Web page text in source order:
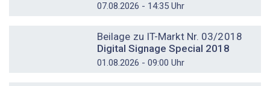
07.08.2026 - 14:35 Uhr
Beilage zu IT-Markt Nr. 03/2018
Digital Signage Special 2018
01.08.2026 - 09:00 Uhr